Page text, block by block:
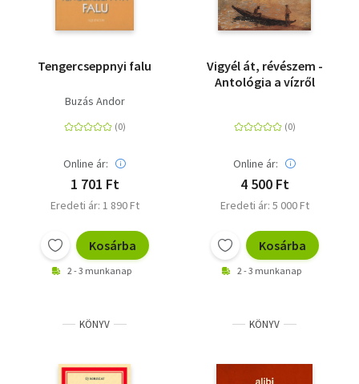
Tengercseppnyi falu
Buzás Andor
Online ár:
1 701 Ft
Eredeti ár: 1 890 Ft
Kosárba
2 - 3 munkanap
Vigyél át, révészem -
Antológia a vízről
Online ár:
4 500 Ft
Eredeti ár: 5 000 Ft
Kosárba
2 - 3 munkanap
KÖNYV KÖNYV